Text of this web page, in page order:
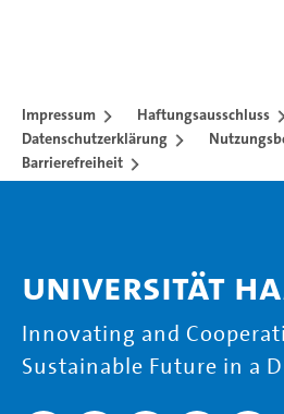
Impressum
Haftungsausschluss
Datenschutzerklärung
Barrierefreiheit
Universität
Innovating and
Sustainable Future in a